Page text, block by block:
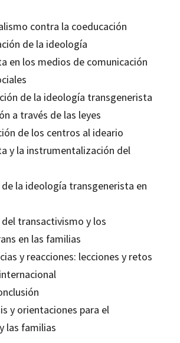
contra la coeducación
de la ideología
en los medios de comunicación
de la ideología transgenerista
a través de las leyes
de los centros al ideario
y la instrumentalización del
la ideología transgenerista en
transactivismo y los
en las familias
y reacciones: lecciones y retos
y orientaciones para el
las familias